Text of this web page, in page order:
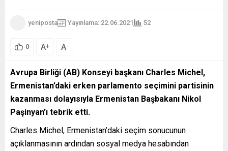
yeniposta Yayınlama: 22.06.2021 52
0 A+ A-
Avrupa Birliği (AB) Konseyi başkanı Charles Michel,
Ermenistan’daki erken parlamento seçimini partisinin
kazanması dolayısıyla Ermenistan Başbakanı Nikol
Paşinyan’ı tebrik etti.
Charles Michel, Ermenistan’daki seçim sonucunun
açıklanmasının ardından sosyal medya hesabından